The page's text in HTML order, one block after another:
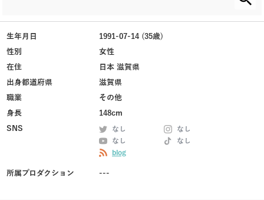
生年月日
1991-07-14 (35歳)
性別
女性
在住
日本 滋賀県
出身都道府県
滋賀県
職業
その他
身長
148cm
SNS
なし
なし
なし
なし
blog
所属プロダクション ---